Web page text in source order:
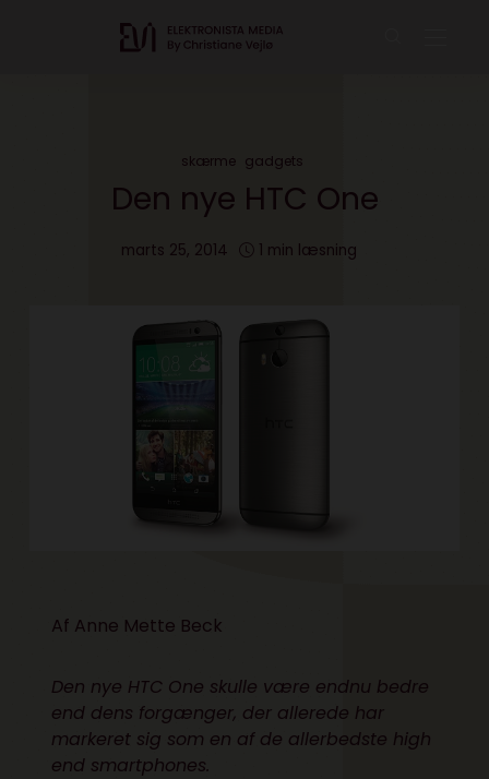
skærme gadgets
Den nye HTC One
marts 25, 2014 1 min læsning
Af Anne Mette Beck
Den nye HTC One skulle være endnu bedre
end dens forgænger, der allerede har
markeret sig som en af de allerbedste high
end smartphones.